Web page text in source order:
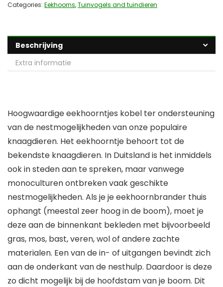
Categories: Eekhoorns,Tuinvogels and tuindieren
Beschrijving
Extra informatie
Hoogwaardige eekhoorntjes kobel ter ondersteuning
van de nestmogelijkheden van onze populaire
knaagdieren. Het eekhoorntje behoort tot de
bekendste knaagdieren. In Duitsland is het inmiddels
ook in steden aan te spreken, maar vanwege
monoculturen ontbreken vaak geschikte
nestmogelijkheden. Als je je eekhoornbrander thuis
ophangt (meestal zeer hoog in de boom), moet je
deze aan de binnenkant bekleden met bijvoorbeeld
gras, mos, bast, veren, wol of andere zachte
materialen. Een van de in- of uitgangen bevindt zich
aan de onderkant van de nesthulp. Daardoor is deze
zo dicht mogelijk bij de hoofdstam van je boom. Dit